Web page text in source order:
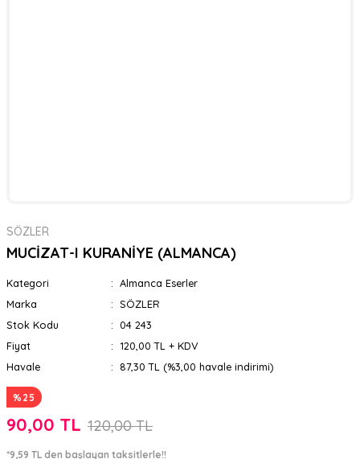
SÖZLER
MUCİZAT-I KURANİYE (ALMANCA)
Kategori
Almanca Eserler
Marka
SÖZLER
Stok Kodu
04 243
Fiyat
120,00 TL + KDV
Havale
87,30 TL (%3,00 havale indirimi)
%25
90,00 TL 120,00 TL
*9,59 TL den başlayan taksitlerle!!